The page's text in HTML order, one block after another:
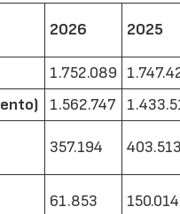
2026 2025
1.752.089
1.562.747
357.194
61.853 150.014